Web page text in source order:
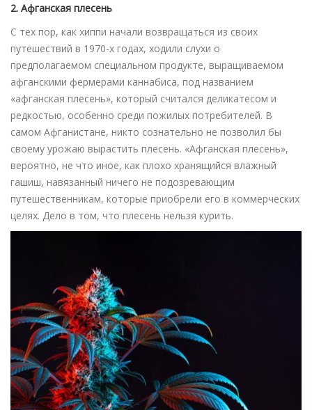
2. Афганская плесень
С тех пор, как хиппи начали возвращаться из своих
путешествий в 1970-х годах, ходили слухи о
предполагаемом специальном продукте, выращиваемом
афганскими фермерами каннабиса, под названием
«афганская плесень», который считался деликатесом и
редкостью, особенно среди пожилых потребителей. В
самом Афганистане, никто сознательно не позволил бы
своему урожаю вырастить плесень. «Афганская плесень»,
вероятно, не что иное, как плохо хранящийся влажный
гашиш, навязанный ничего не подозревающим
путешественникам, которые приобрели его в коммерческих
целях. Дело в том, что плесень нельзя курить.